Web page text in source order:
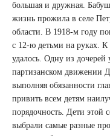
большая и дружная.
жизнь прожила в селе
области. В 1918-м году
с 12-ю детьми на руках.
удалось. Одну из
партизанском движении
выполняя обязанности
привить всем детям
порядочность. Дети этой
выбрали самые разные